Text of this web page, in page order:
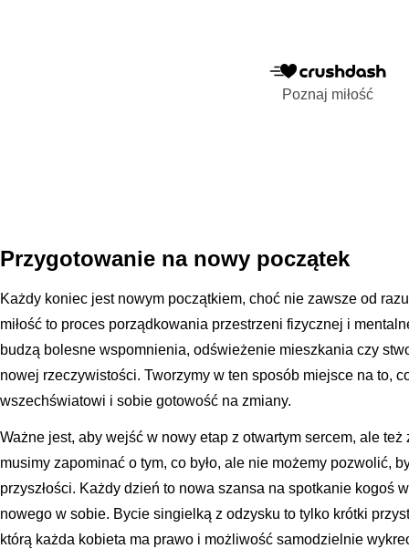
Poznaj miłość
Przygotowanie na nowy początek
Każdy koniec jest nowym początkiem, choć nie zawsze od
miłość to proces porządkowania przestrzeni fizycznej i
budzą bolesne wspomnienia, odświeżenie mieszkania czy
nowej rzeczywistości. Tworzymy w ten sposób miejsce na to,
wszechświatowi i sobie gotowość na zmiany.
Ważne jest, aby wejść w nowy etap z otwartym sercem, ale
musimy zapominać o tym, co było, ale nie możemy pozwolić,
przyszłości. Każdy dzień to nowa szansa na spotkanie kogoś
nowego w sobie. Bycie singielką z odzysku to tylko krótki
którą każda kobieta ma prawo i możliwość samodzielnie